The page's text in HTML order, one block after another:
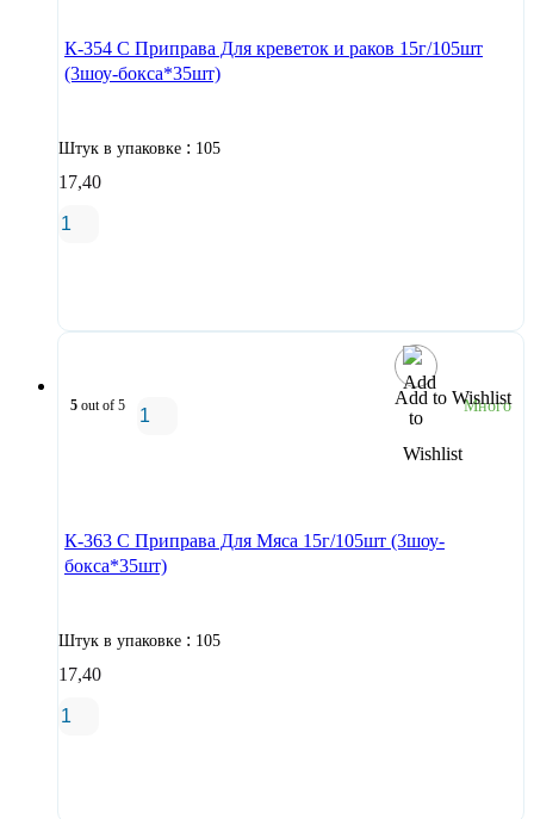
К-354 С Приправа Для креветок и раков 15г/105шт
(3шоу-бокса*35шт)
Штук в упаковке : 105
17,40
Add to Wishlist
5 out of 5 Много
К-363 С Приправа Для Мяса 15г/105шт (3шоу-
бокса*35шт)
Штук в упаковке : 105
17,40